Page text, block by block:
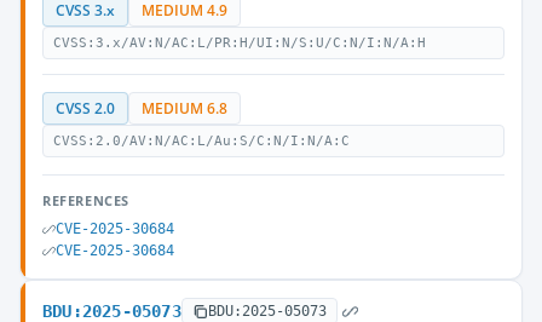
CVSS 3.x MEDIUM 4.9
CVSS:3.x/AV:N/AC:L/PR:H/UI:N/S:U/C:N/I:N/A:H
CVSS 2.0 MEDIUM 6.8
CVSS:2.0/AV:N/AC:L/Au:S/C:N/I:N/A:C
REFERENCES
CVE-2025-30684
CVE-2025-30684
BDU:2025-05073 BDU:2025-05073